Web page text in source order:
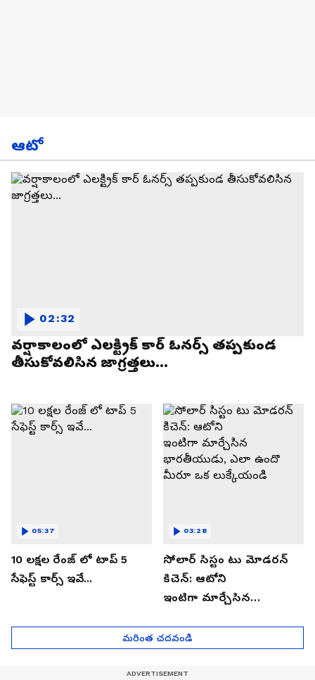
ఆటో
వర్షాకాలంలో ఎలక్ట్రిక్ కార్ ఓనర్స్ తప్పకుండ
తీసుకోవలిసిన జాగ్రత్తలు...
02:32
10 లక్షల రేంజ్ లో టాప్ 5
సేఫెస్ట్ కార్స్ ఇవే...
05:37
సోలార్ సిస్టం టు మోడరన్
కిచెన్: ఆటోని
ఇంటిగా మార్చేసిన
మీరూ ఒక లుక్కేయండి
03:28
మరింత చదవండి